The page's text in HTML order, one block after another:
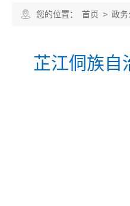
您的位置： 首页 > 政务
芷江侗族自